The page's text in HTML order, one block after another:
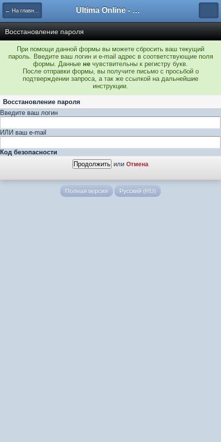
← На главную Ultima Online - Форум Русского сообщества игры
Восстановление пароля
При помощи данной формы вы можете сбросить ваш текущий
пароль. Введите ваш логин и e-mail адрес в соответствующие поля
формы. Данные не чувствительны к регистру букв.
После отправки формы, вы получите письмо с просьбой о
подтверждении запроса, а так же ссылкой на дальнейшие
инструкции.
Восстановление пароля
Введите ваш логин
ИЛИ ваш e-mail
Код безопасности
или Отмена
Полная версия Русский (RU)